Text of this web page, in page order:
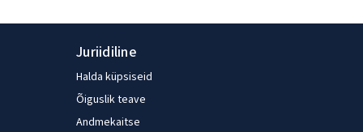
Juriidiline
Halda küpsiseid
Õiguslik teave
Andmekaitse